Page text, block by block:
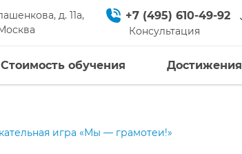
д. 11а,
+7 (495) 610-49-92
Консультация
Стоимость обучения Достижения
игра «Мы — грамотеи!»